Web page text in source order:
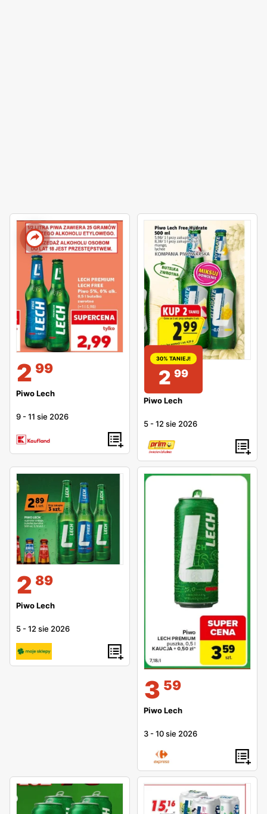
2 99
Piwo Lech
9 -11 sie 2026
30% TANIEJ!
2 99
Piwo Lech
5 -12 sie 2026
2 89
Piwo Lech
5 -12 sie 2026
3 59
Piwo Lech
3 -10 sie 2026